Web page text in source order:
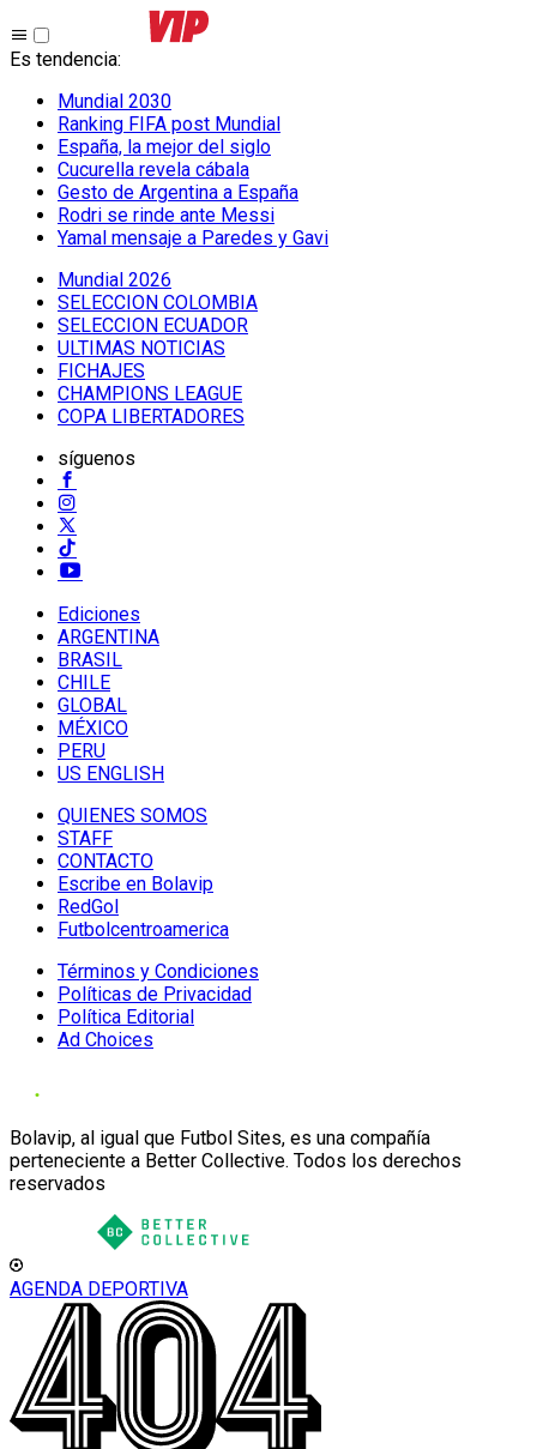
Es tendencia:
Mundial 2030
Ranking FIFA post Mundial
España, la mejor del siglo
Cucurella revela cábala
Gesto de Argentina a España
Rodri se rinde ante Messi
Yamal mensaje a Paredes y Gavi
Mundial 2026
SELECCION COLOMBIA
SELECCION ECUADOR
ULTIMAS NOTICIAS
FICHAJES
CHAMPIONS LEAGUE
COPA LIBERTADORES
síguenos
Ediciones
ARGENTINA
BRASIL
CHILE
GLOBAL
MÉXICO
PERU
US ENGLISH
QUIENES SOMOS
STAFF
CONTACTO
Escribe en Bolavip
RedGol
Futbolcentroamerica
Términos y Condiciones
Políticas de Privacidad
Política Editorial
Ad Choices
Bolavip, al igual que Futbol Sites, es una compañía
perteneciente a Better Collective. Todos los derechos
reservados
AGENDA DEPORTIVA